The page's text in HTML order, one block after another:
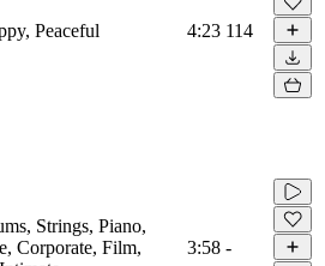
Peaceful 4:23 114
Strings, Piano,
Corporate, Film,
3:58 -